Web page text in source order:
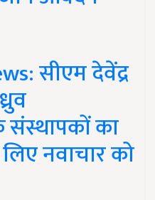
सीएम देवेंद्र
संस्थापकों का
नवाचार को